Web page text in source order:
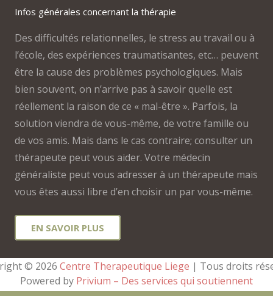
Infos générales concernant la thérapie
Des difficultés relationnelles, le stress au travail ou à
l’école, des expériences traumatisantes, etc… peuvent
être la cause des problèmes psychologiques. Mais
bien souvent, on n’arrive pas à savoir quelle est
réellement la raison de ce « mal-être ». Parfois, la
solution viendra de vous-même, de votre famille ou
de vos amis. Mais dans le cas contraire; consulter un
thérapeute peut vous aider. Votre médecin
généraliste peut vous adresser à un thérapeute mais
vous êtes aussi libre d’en choisir un par vous-même.
EN SAVOIR PLUS
© 2026 Centre Therapeutique Liege | Tous droits
Powered by Privium – Des services qui soutiennent